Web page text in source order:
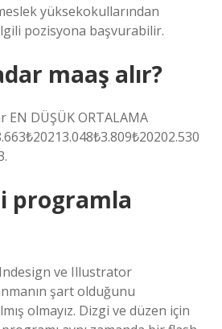
yüksekokullarından
pozisyona başvurabilir.
maaş alır?
EN DÜŞÜK ORTALAMA
programla
ve Illustrator
şart olduğunu
olmayız. Dizgi ve düzen için